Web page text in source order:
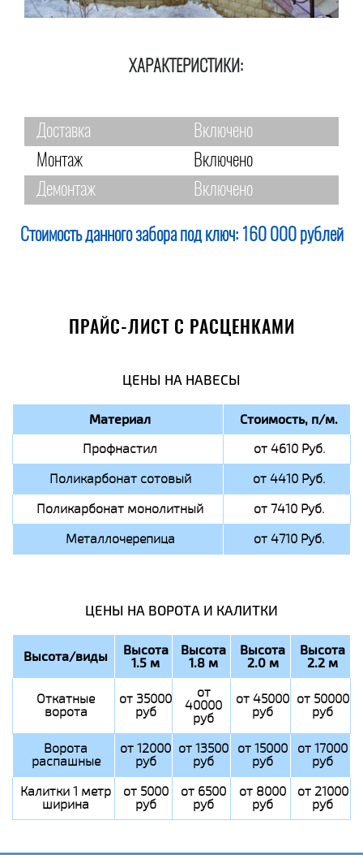
ХАРАКТЕРИСТИКИ:
Доставка
Включено
Монтаж
Включено
Демонтаж
Включено
Стоимость данного забора под ключ: 160 000 рублей
ПРАЙС-ЛИСТ С РАСЦЕНКАМИ
ЦЕНЫ НА НАВЕСЫ
Материал Стоимость, п/м.
Профнастил
от 4610 Руб.
Поликарбонат сотовый
от 4410 Руб.
Поликарбонат монолитный
от 7410 Руб.
Металлочерепица
от 4710 Руб.
ЦЕНЫ НА ВОРОТА И КАЛИТКИ
Высота/виды Высота
1.5 м
Высота
1.8 м
Высота
2.0 м
Высота
2.2 м
Откатные
ворота
от 35000
руб
от
40000
руб
от 45000
руб
от 50000
руб
Ворота
распашные
от 12000
руб
от 13500
руб
от 15000
руб
от 17000
руб
Калитки 1 метр
ширина
от 5000
руб
от 6500
руб
от 8000
руб
от 21000
руб